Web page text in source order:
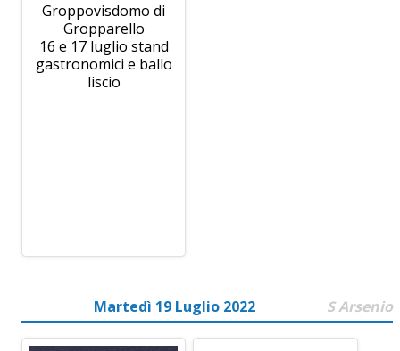
Groppovisdomo di
Gropparello
16 e 17 luglio stand
gastronomici e ballo
liscio
Martedì 19 Luglio 2022 S Arsenio